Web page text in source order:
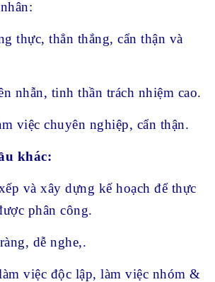
thực, thẳn thắng, cẩn thận và
nhẫn, tinh thần trách nhiệm cao.
việc chuyên nghiệp, cẩn thận.
khác:
và xây dựng kế hoạch để thực
phân công.
dễ nghe,.
việc độc lập, làm việc nhóm &